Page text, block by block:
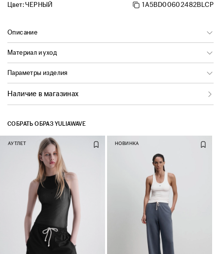
Цвет:ЧЕРНЫЙ 1A5BD00602482BLCP
Описание
Материал и уход
Параметры изделия
Наличие в магазинах
СОБРАТЬ ОБРАЗ YULIAWAVE
АУТЛЕТ НОВИНКА